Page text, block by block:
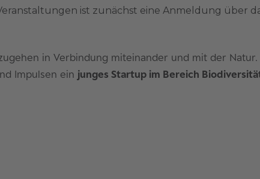
ist zunächst eine Anmeldung über
in Verbindung miteinander und mit der Natur.
Impulsen ein junges Startup im Bereich